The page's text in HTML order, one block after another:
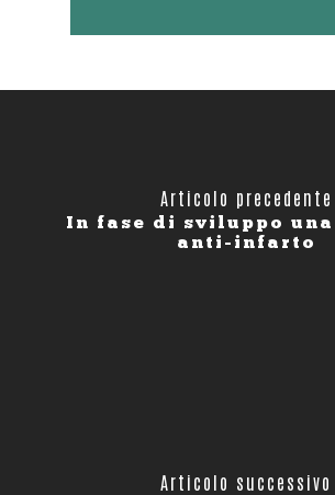
Articolo precedente
In fase di sviluppo
anti-infarto
Articolo successivo